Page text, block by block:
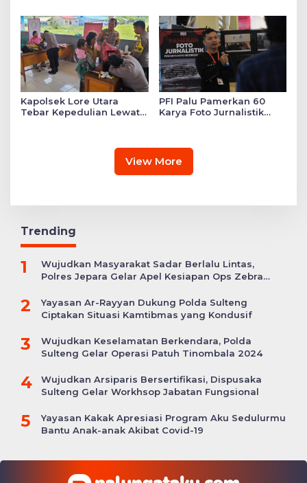
Kapolsek Lore Utara
Tebar Kepedulian Lewat
PFI Palu Pamerkan 60
Karya Foto Jurnalistik
View More
Trending
1
Wujudkan Masyarakat Sadar Berlalu Lintas,
Polres Jepara Gelar Apel Kesiapan Ops Zebra
2
Yayasan Ar-Rayyan Dukung Polda Sulteng
Ciptakan Situasi Kamtibmas yang Kondusif
3
Wujudkan Keselamatan Berkendara, Polda
Sulteng Gelar Operasi Patuh Tinombala 2024
4
Wujudkan Arsiparis Bersertifikasi, Dispusaka
Sulteng Gelar Workhsop Jabatan Fungsional
5
Yayasan Kakak Apresiasi Program Aku Sedulurmu
Bantu Anak-anak Akibat Covid-19